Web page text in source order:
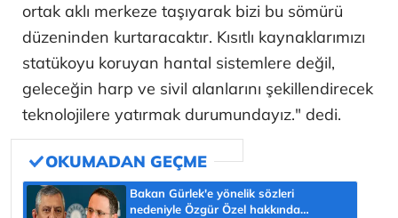
ortak aklı merkeze taşıyarak bizi bu sömürü
düzeninden kurtaracaktır. Kısıtlı kaynaklarımızı
statükoyu koruyan hantal sistemlere değil,
geleceğin harp ve sivil alanlarını şekillendirecek
teknolojilere yatırmak durumundayız." dedi.
Bakan Gürlek'e yönelik sözleri
nedeniyle Özgür Özel hakkında